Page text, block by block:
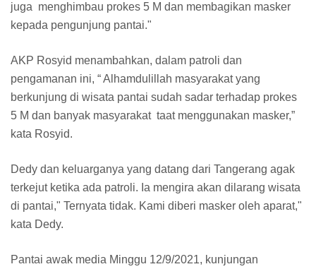
juga menghimbau prokes 5 M dan membagikan masker
kepada pengunjung pantai."
AKP Rosyid menambahkan, dalam patroli dan
pengamanan ini, “ Alhamdulillah masyarakat yang
berkunjung di wisata pantai sudah sadar terhadap prokes
5 M dan banyak masyarakat taat menggunakan masker,”
kata Rosyid.
Dedy dan keluarganya yang datang dari Tangerang agak
terkejut ketika ada patroli. Ia mengira akan dilarang wisata
di pantai," Ternyata tidak. Kami diberi masker oleh aparat,"
kata Dedy.
Pantai awak media Minggu 12/9/2021, kunjungan